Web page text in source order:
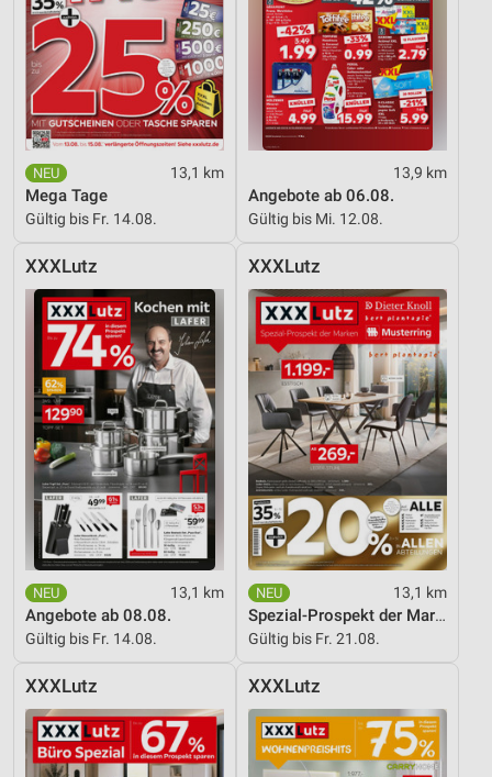
13,1 km
Mega Tage
Gültig bis Fr. 14.08.
13,9 km
Angebote ab 06.08.
Gültig bis Mi. 12.08.
XXXLutz
13,1 km
Angebote ab 08.08.
Gültig bis Fr. 14.08.
XXXLutz
13,1 km
Spezial-Prospekt der Marken
Gültig bis Fr. 21.08.
XXXLutz XXXLutz